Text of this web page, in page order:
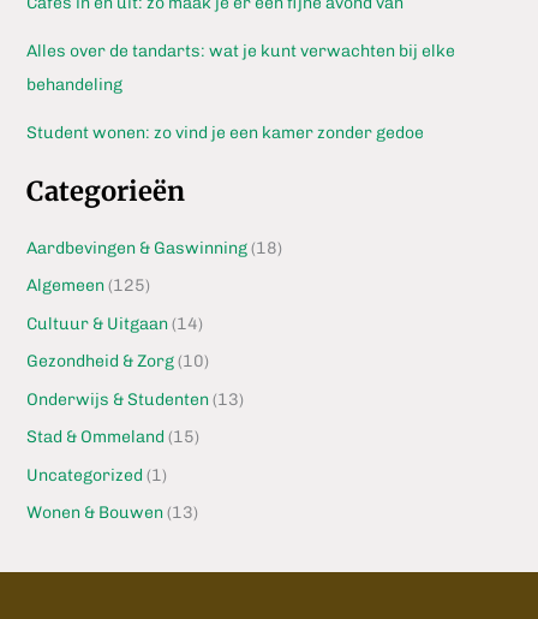
Alles over de tandarts: wat je kunt verwachten bij elke
behandeling
Student wonen: zo vind je een kamer zonder gedoe
Categorieën
Aardbevingen & Gaswinning(18)
Algemeen(125)
Cultuur & Uitgaan(14)
Gezondheid & Zorg(10)
Onderwijs & Studenten(13)
Stad & Ommeland (15)
Uncategorized (1)
Wonen & Bouwen(13)